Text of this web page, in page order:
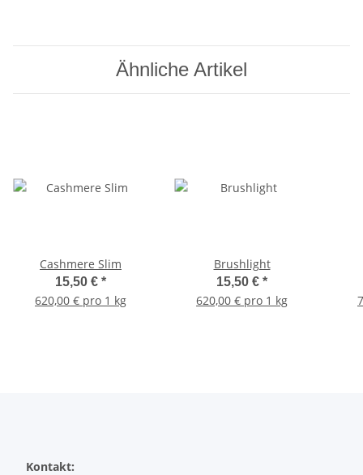
Ähnliche Artikel
Cashmere Slim
15,50 € *
620,00 € pro 1 kg
Brushlight
15,50 € *
620,00 € pro 1 kg
Kontakt: